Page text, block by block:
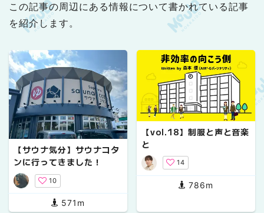
この記事の周辺にある情報について書かれている記事
を紹介します。
【サウナ気分】サウナコタ
ンに行ってきました！
10
571m
【vol.18】制服と声と音楽
と
14
786m